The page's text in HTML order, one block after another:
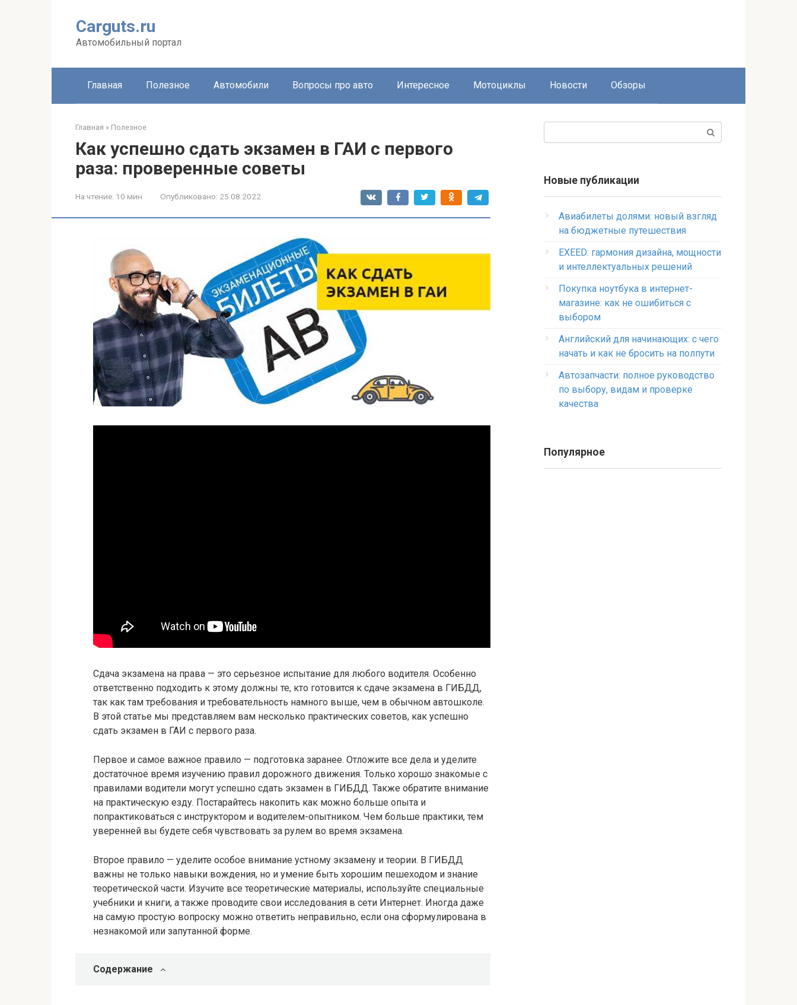
Carguts.ru
Автомобильный портал
Главная Полезное Автомобили Вопросы про авто Интересное Мотоциклы Новости Обзоры
Главная » Полезное
Как успешно сдать экзамен в ГАИ с первого
раза: проверенные советы
На чтение: 10 мин Опубликовано: 25.08.2022
Сдача экзамена на права — это серьезное испытание для любого водителя. Особенно
ответственно подходить к этому должны те, кто готовится к сдаче экзамена в ГИБДД,
так как там требования и требовательность намного выше, чем в обычном автошколе.
В этой статье мы представляем вам несколько практических советов, как успешно
сдать экзамен в ГАИ с первого раза.
Первое и самое важное правило — подготовка заранее. Отложите все дела и уделите
достаточное время изучению правил дорожного движения. Только хорошо знакомые с
правилами водители могут успешно сдать экзамен в ГИБДД. Также обратите внимание
на практическую езду. Постарайтесь накопить как можно больше опыта и
попрактиковаться с инструктором и водителем-опытником. Чем больше практики, тем
уверенней вы будете себя чувствовать за рулем во время экзамена.
Второе правило — уделите особое внимание устному экзамену и теории. В ГИБДД
важны не только навыки вождения, но и умение быть хорошим пешеходом и знание
теоретической части. Изучите все теоретические материалы, используйте специальные
учебники и книги, а также проводите свои исследования в сети Интернет. Иногда даже
на самую простую вопроску можно ответить неправильно, если она сформулирована в
незнакомой или запутанной форме.
Содержание
Новые публикации
Авиабилеты долями: новый взгляд
на бюджетные путешествия
EXEED: гармония дизайна, мощности
и интеллектуальных решений
Покупка ноутбука в интернет-
магазине: как не ошибиться с
выбором
Английский для начинающих: с чего
начать и как не бросить на полпути
Автозапчасти: полное руководство
по выбору, видам и проверке
качества
Популярное